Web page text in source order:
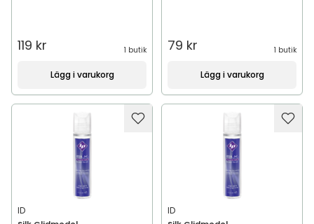
119 kr 1 butik
Lägg i varukorg
79 kr 1 butik
Lägg i varukorg
ID ID